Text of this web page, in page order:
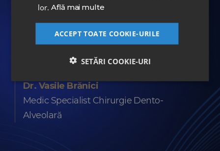
Echipa medicală
Dr. Vanda Popa
Doctor in Stiinte Medicale - Medic
Dr. Vasile Brănici
Medic Specialist Chirurgie Dento-
Alveolară
lor.Află mai multe
ACCEPT TOATE COOKIE-URILE
SETĂRI COOKIE-URI